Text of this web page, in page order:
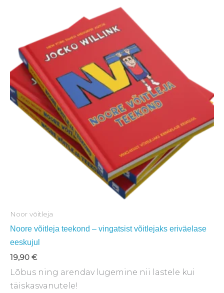
Noor võitleja
Noore võitleja teekond – vingatsist võitlejaks eriväelase
eeskujul
19,90 €
Lõbus ning arendav lugemine nii lastele kui
täiskasvanutele!